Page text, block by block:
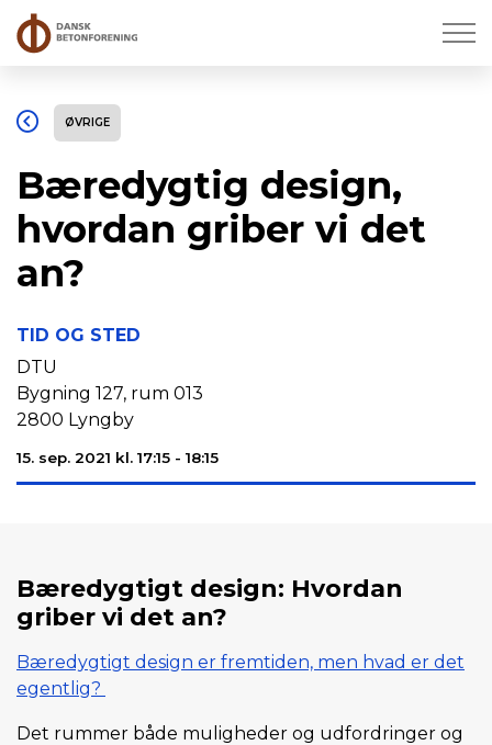
ØVRIGE
Bæredygtig design,
hvordan griber vi det
an?
TID OG STED
DTU
Bygning 127, rum 013
2800 Lyngby
15. sep. 2021 kl. 17:15 - 18:15
Bæredygtigt design: Hvordan
griber vi det an?
Bæredygtigt design er fremtiden, men hvad er det
egentlig?
Det rummer både muligheder og udfordringer og